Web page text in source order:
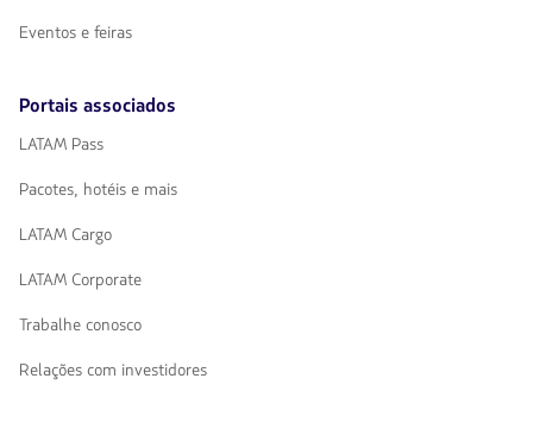
Eventos e feiras
Portais associados
LATAM Pass
Pacotes, hotéis e mais
LATAM Cargo
LATAM Corporate
Trabalhe conosco
Relações com investidores